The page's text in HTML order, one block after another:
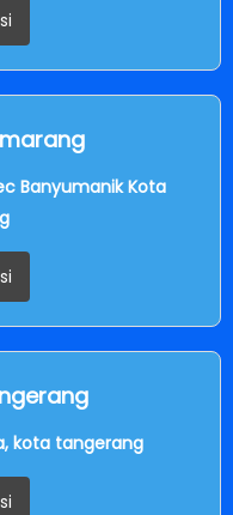
Banyumanik Kota
kota tangerang